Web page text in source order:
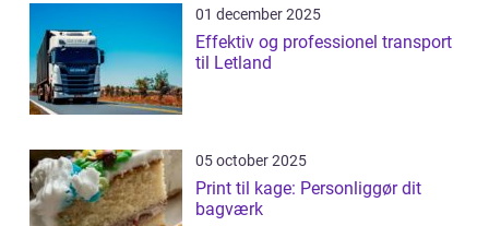
01 december 2025
Effektiv og professionel transport
til Letland
05 october 2025
Print til kage: Personliggør dit
bagværk